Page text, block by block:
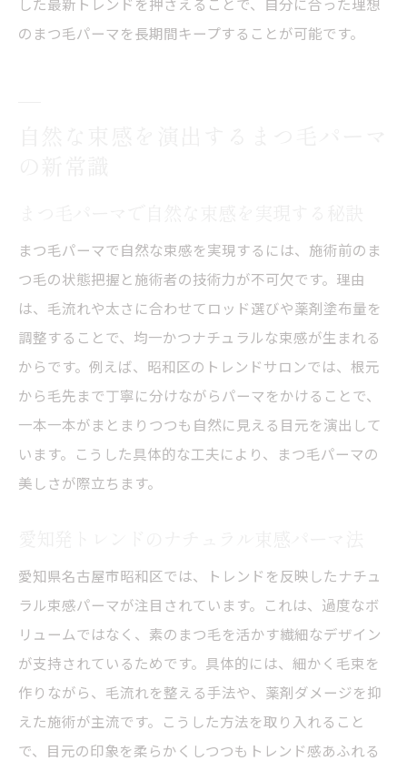
のまつ毛パーマを長期間キープすることが可能です。
まつ毛パーマで自然な束感を実現するには、施術前のま
つ毛の状態把握と施術者の技術力が不可欠です。理由
は、毛流れや太さに合わせてロッド選びや薬剤塗布量を
調整することで、均一かつナチュラルな束感が生まれる
からです。例えば、昭和区のトレンドサロンでは、根元
から毛先まで丁寧に分けながらパーマをかけることで、
一本一本がまとまりつつも自然に見える目元を演出して
います。こうした具体的な工夫により、まつ毛パーマの
美しさが際立ちます。
愛知県名古屋市昭和区では、トレンドを反映したナチュ
ラル束感パーマが注目されています。これは、過度なボ
リュームではなく、素のまつ毛を活かす繊細なデザイン
が支持されているためです。具体的には、細かく毛束を
作りながら、毛流れを整える手法や、薬剤ダメージを抑
えた施術が主流です。こうした方法を取り入れること
で、目元の印象を柔らかくしつつもトレンド感あふれる